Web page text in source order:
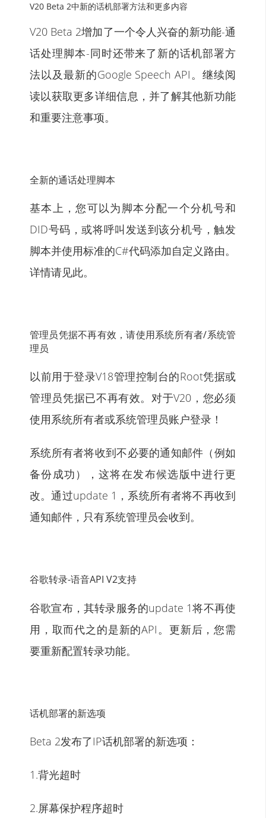
V20 Beta 2中新的话机部署方法和更多内容
V20 Beta 2增加了一个令人兴奋的新功能-通
话处理脚本-同时还带来了新的话机部署方
法以及最新的Google Speech API。继续阅
读以获取更多详细信息，并了解其他新功能
和重要注意事项。
全新的通话处理脚本
基本上，您可以为脚本分配一个分机号和
DID号码，或将呼叫发送到该分机号，触发
脚本并使用标准的C#代码添加自定义路由。
详情请见此。
管理员凭据不再有效，请使用系统所有者/系统管
理员
以前用于登录V18管理控制台的Root凭据或
管理员凭据已不再有效。对于V20，您必须
使用系统所有者或系统管理员账户登录！
系统所有者将收到不必要的通知邮件（例如
备份成功），这将在发布候选版中进行更
改。通过update 1，系统所有者将不再收到
通知邮件，只有系统管理员会收到。
谷歌转录-语音API V2支持
谷歌宣布，其转录服务的update 1将不再使
用，取而代之的是新的API。更新后，您需
要重新配置转录功能。
话机部署的新选项
Beta 2发布了IP话机部署的新选项：
1.背光超时
2.屏幕保护程序超时